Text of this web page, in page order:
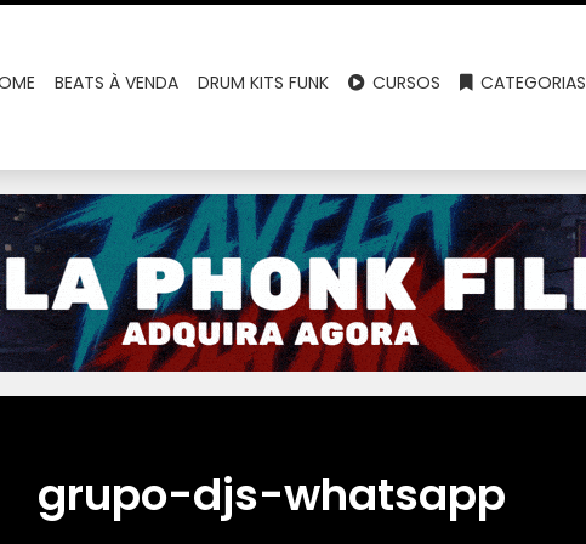
BEATS À VENDA DRUM KITS FUNK CURSOS CATEGORIAS
grupo-djs-whatsapp